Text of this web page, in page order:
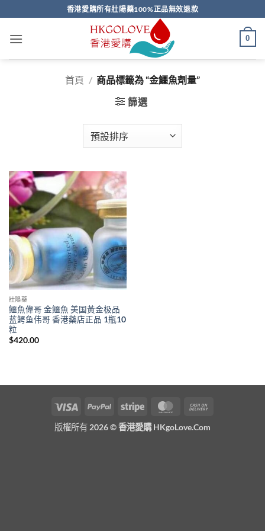
to
content
香港愛購所有壯陽藥100%正品無效退款
0
首頁 / 商品標籤為 “金鱷魚劑量”
篩選
壯陽藥
鱷魚偉哥 金鱷魚 美国黃金极品
蓝鳄鱼伟哥 香港藥店正品 1瓶10
粒
$420.00
Visa PayPal Stripe MasterCard
版權所有 2026 ©香港愛購 HKgoLove.Com